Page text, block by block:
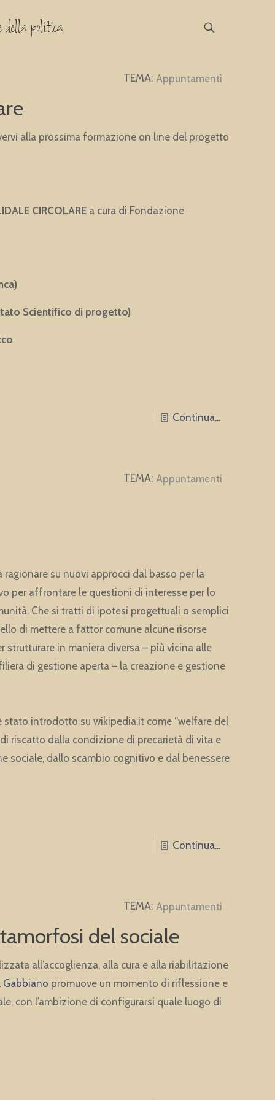
della politica
Appuntamenti
alla prossima formazione on line del progetto
CIRCOLAREa cura di Fondazione
Scientifico di progetto)
Continua...
Appuntamenti
su nuovi approcci dal basso per la
per affrontare le questioni di interesse per lo
Che si tratti di ipotesi progettuali o semplici
di mettere a fattor comune alcune risorse
strutturare in maniera diversa – più vicina alle
di gestione aperta – la creazione e gestione
introdotto su wikipedia.it come “welfare del
riscatto dalla condizione di precarietà di vita e
sociale, dallo scambio cognitivo e dal benessere
Continua...
Appuntamenti
del sociale
all’accoglienza, alla cura e alla riabilitazione
Gabbiano promuove un momento di riflessione e
con l’ambizione di configurarsi quale luogo di